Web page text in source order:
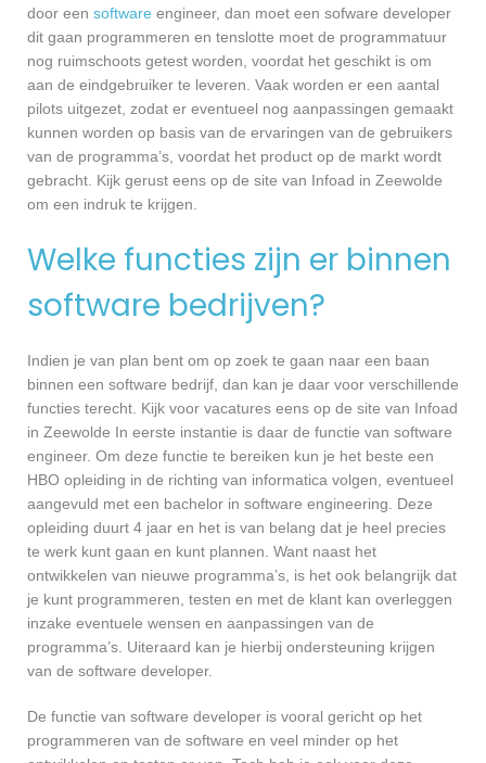
door een software engineer, dan moet een sofware developer
dit gaan programmeren en tenslotte moet de programmatuur
nog ruimschoots getest worden, voordat het geschikt is om
aan de eindgebruiker te leveren. Vaak worden er een aantal
pilots uitgezet, zodat er eventueel nog aanpassingen gemaakt
kunnen worden op basis van de ervaringen van de gebruikers
van de programma’s, voordat het product op de markt wordt
gebracht. Kijk gerust eens op de site van Infoad in Zeewolde
om een indruk te krijgen.
Welke functies zijn er binnen
software bedrijven?
Indien je van plan bent om op zoek te gaan naar een baan
binnen een software bedrijf, dan kan je daar voor verschillende
functies terecht. Kijk voor vacatures eens op de site van Infoad
in Zeewolde In eerste instantie is daar de functie van software
engineer. Om deze functie te bereiken kun je het beste een
HBO opleiding in de richting van informatica volgen, eventueel
aangevuld met een bachelor in software engineering. Deze
opleiding duurt 4 jaar en het is van belang dat je heel precies
te werk kunt gaan en kunt plannen. Want naast het
ontwikkelen van nieuwe programma’s, is het ook belangrijk dat
je kunt programmeren, testen en met de klant kan overleggen
inzake eventuele wensen en aanpassingen van de
programma’s. Uiteraard kan je hierbij ondersteuning krijgen
van de software developer.
De functie van software developer is vooral gericht op het
programmeren van de software en veel minder op het